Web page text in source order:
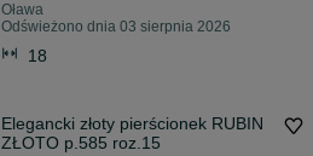
Oława
Odświeżono dnia 03 sierpnia 2026
18
Elegancki złoty pierścionek RUBIN
ZŁOTO p.585 roz.15